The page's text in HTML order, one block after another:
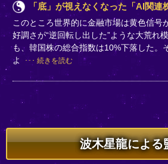
「底」が視えなくなった「AI関連
このところ世界的に金融市場は黄色信号
好調さが“逆回転し出した”ような大荒れ
も、韓国株の総合指数は10%下落した。
よ
続きを読む
波木星龍による